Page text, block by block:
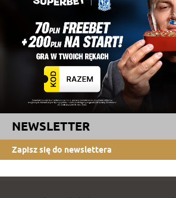
NEWSLETTER
Zapisz się do newslettera